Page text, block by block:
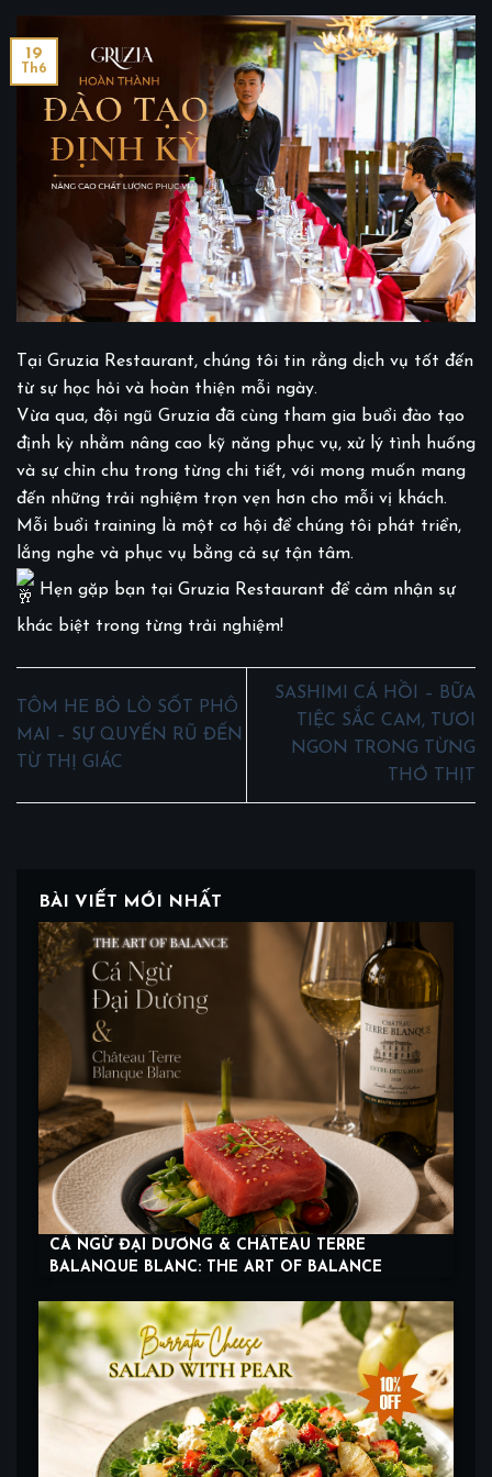
19
Th6
Tại Gruzia Restaurant, chúng tôi tin rằng dịch vụ tốt đến
từ sự học hỏi và hoàn thiện mỗi ngày.
Vừa qua, đội ngũ Gruzia đã cùng tham gia buổi đào tạo
định kỳ nhằm nâng cao kỹ năng phục vụ, xử lý tình huống
và sự chỉn chu trong từng chi tiết, với mong muốn mang
đến những trải nghiệm trọn vẹn hơn cho mỗi vị khách.
Mỗi buổi training là một cơ hội để chúng tôi phát triển,
lắng nghe và phục vụ bằng cả sự tận tâm.
Hẹn gặp bạn tại Gruzia Restaurant để cảm nhận sự
khác biệt trong từng trải nghiệm!
TÔM HE BỎ LÒ SỐT PHÔ
MAI – SỰ QUYẾN RŨ ĐẾN
TỪ THỊ GIÁC
SASHIMI CÁ HỒI – BỮA
TIỆC SẮC CAM, TƯƠI
NGON TRONG TỪNG
THỚ THỊT
BÀI VIẾT MỚI NHẤT
CÁ NGỪ ĐẠI DƯƠNG & CHÂTEAU TERRE
BALANQUE BLANC: THE ART OF BALANCE